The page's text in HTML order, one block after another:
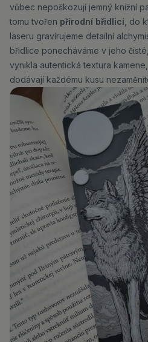
vůbec nepoškozují jemný knižní
tomu tvořen přírodní břidlicí , do
laseru gravírujeme detailní
břidlice ponecháváme v jeho
vynikla autentická textura
dodávají každému kusu